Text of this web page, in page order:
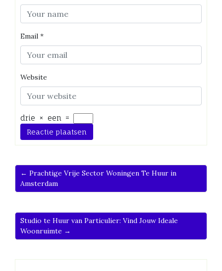
Email *
Website
drie × een =
← Prachtige Vrije Sector Woningen Te Huur in
Amsterdam
Studio te Huur van Particulier: Vind Jouw Ideale
Woonruimte →